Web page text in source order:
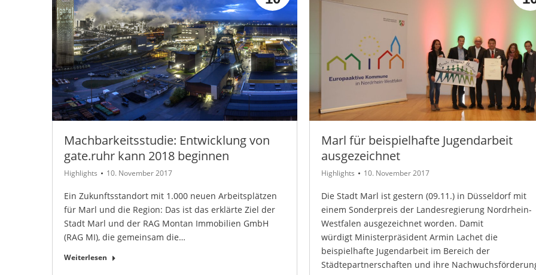
Machbarkeitsstudie: Entwicklung von
gate.ruhr kann 2018 beginnen
Highlights 10. November 2017
Ein Zukunftsstandort mit 1.000 neuen Arbeitsplätzen
für Marl und die Region: Das ist das erklärte Ziel der
Stadt Marl und der RAG Montan Immobilien GmbH
(RAG MI), die gemeinsam die…
Weiterlesen
Marl für beispielhafte Jugendarbeit
ausgezeichnet
Highlights 10. November 2017
Die Stadt Marl ist gestern (09.11.) in Düsseldorf mit
einem Sonderpreis der Landesregierung Nordrhein-
Westfalen ausgezeichnet worden. Damit
würdigt Ministerpräsident Armin Lachet die
beispielhafte Jugendarbeit im Bereich der
Städtepartnerschaften und ihre